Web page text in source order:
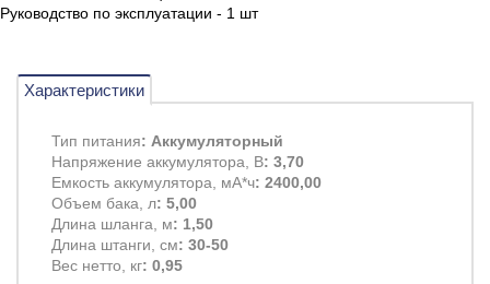
Руководство по эксплуатации - 1 шт
Характеристики
Тип питания: Аккумуляторный
Напряжение аккумулятора, В: 3,70
Емкость аккумулятора, мА*ч: 2400,00
Объем бака, л: 5,00
Длина шланга, м: 1,50
Длина штанги, см: 30-50
Вес нетто, кг: 0,95